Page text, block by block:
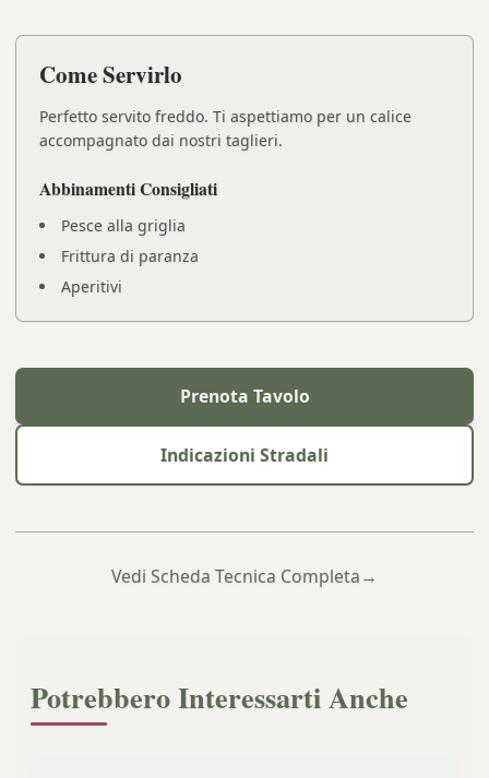
Come Servirlo
Perfetto servito freddo. Ti aspettiamo per un calice
accompagnato dai nostri taglieri.
Abbinamenti Consigliati
Pesce alla griglia
Frittura di paranza
Aperitivi
Prenota Tavolo
Indicazioni Stradali
Vedi Scheda Tecnica Completa→
Potrebbero Interessarti Anche